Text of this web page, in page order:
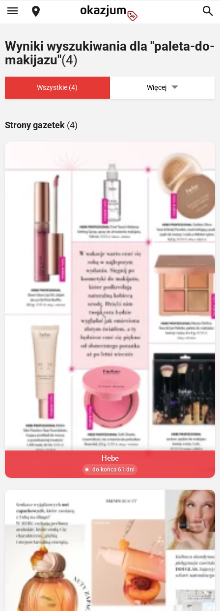
Wyniki wyszukiwania dla "paleta-do-
makijazu"(4)
Wszystkie (4) Więcej
Strony gazetek (4)
Hebe
do końca 61 dni